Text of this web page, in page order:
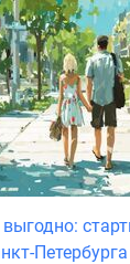
выгодно: